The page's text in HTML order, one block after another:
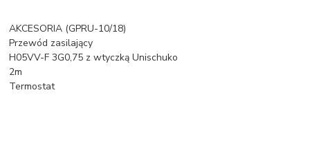
AKCESORIA (GPRU-10/18)
Przewód zasilający
H05VV-F 3G0,75 z wtyczką Unischuko
2m
Termostat